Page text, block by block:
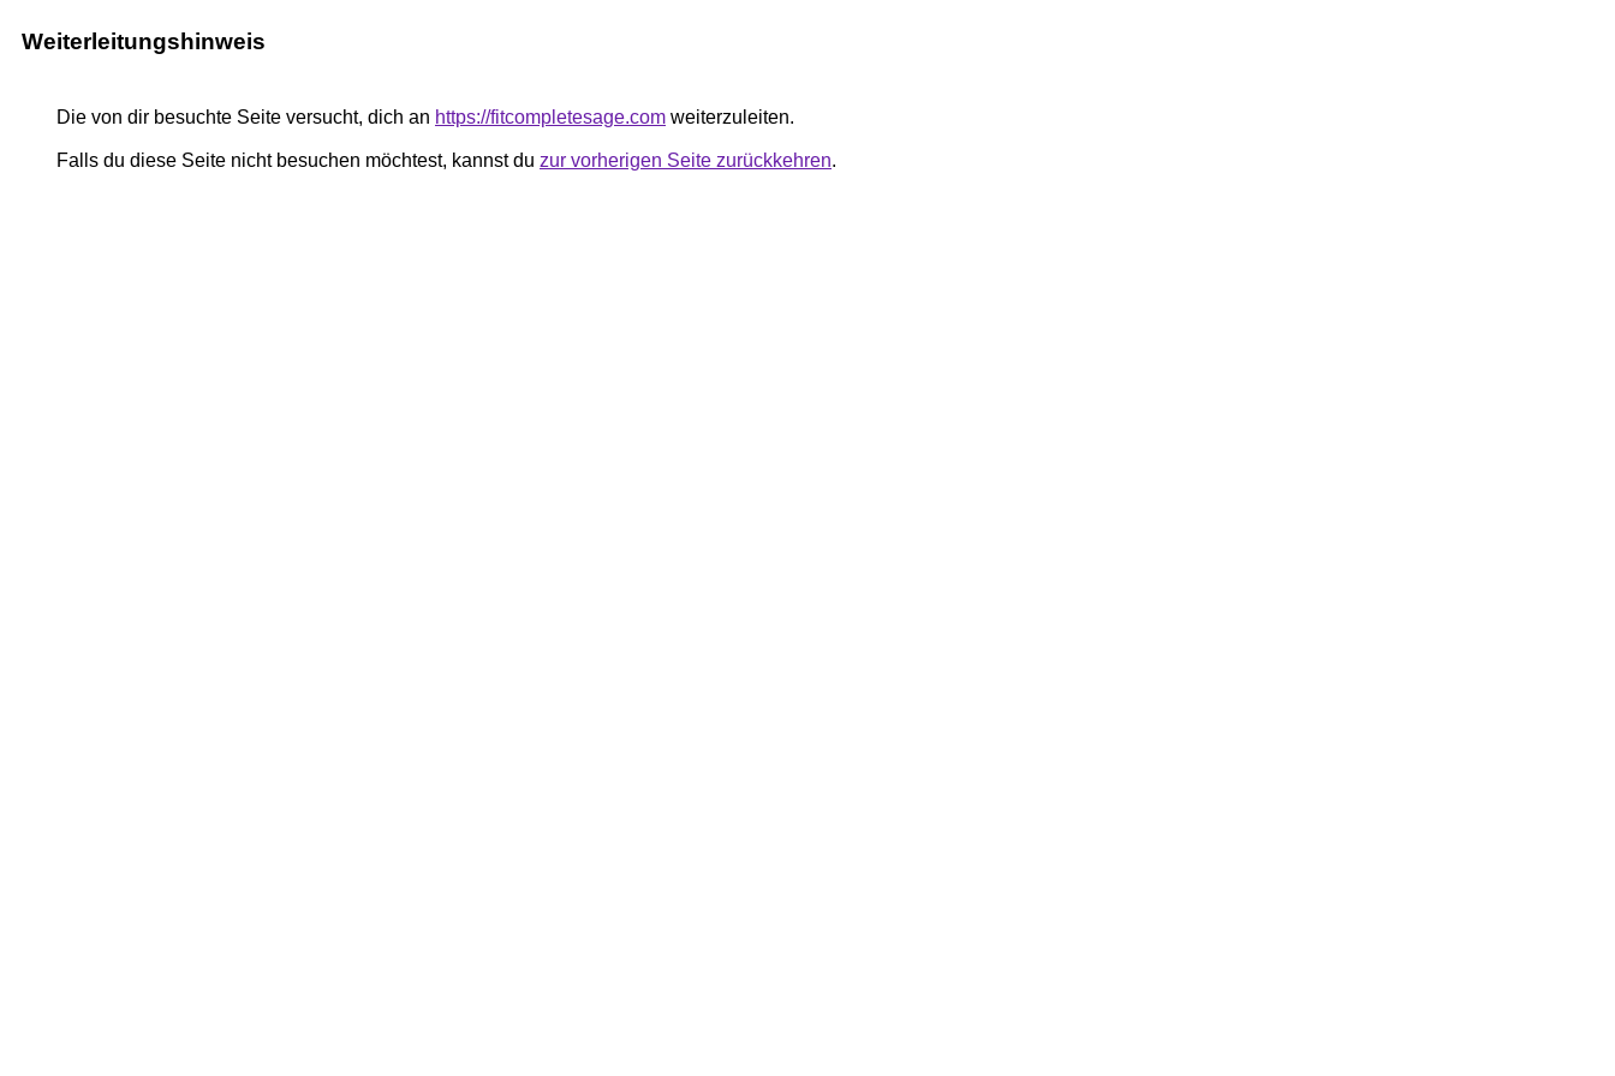
Weiterleitungshinweis
Die von dir besuchte Seite versucht, dich an https://fitcompletesage.com weiterzuleiten.
Falls du diese Seite nicht besuchen möchtest, kannst du zur vorherigen Seite zurückkehren.